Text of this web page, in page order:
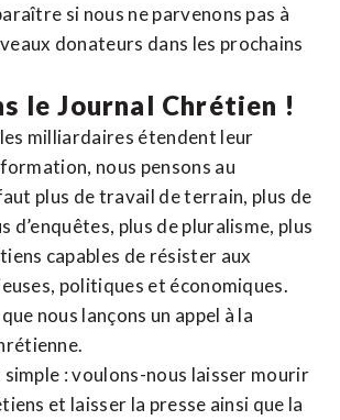
si nous ne parvenons pas à
donateurs dans les prochains
le Journal Chrétien !
milliardaires étendent leur
nous pensons au
plus de travail de terrain, plus de
d’enquêtes, plus de pluralisme, plus
capables de résister aux
politiques et économiques.
nous lançons un appel à la
: voulons-nous laisser mourir
et laisser la presse ainsi que la